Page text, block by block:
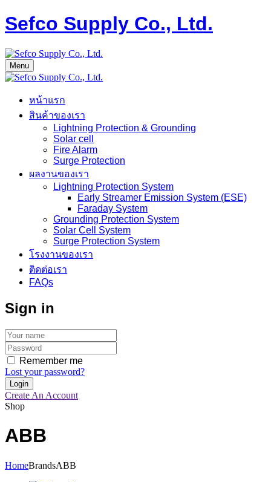
Sefco Supply Co., Ltd.
Menu
หน้าแรก
สินค้าของเรา
Lightning Protection & Grounding
Solar cell
Fire Alarm
Surge Protection
ผลงานของเรา
Lightning Protection System
Early Streamer Emission System (ESE)
Faraday System
Grounding Protection System
Solar Cell System
Surge Protection System
โรงงานของเรา
ติดต่อเรา
FAQs
Sign in
Remember me
Lost your password?
Create An Account
Shop
ABB
HomeBrandsABB